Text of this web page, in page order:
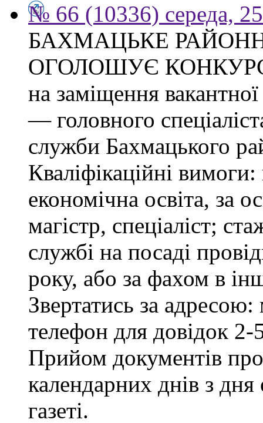
№ 66 (10336) середа,
БАХМАЦЬКЕ
ОГОЛОШУЄ
на заміщення
— головного
служби Бахмацького
Кваліфікаційні
економічна освіта, за
магістр, спеціаліст;
службі на посаді
року, або за фахом в
Звертатись за
телефон для довідок 2-
Прийом документів
календарних днів з
газеті.